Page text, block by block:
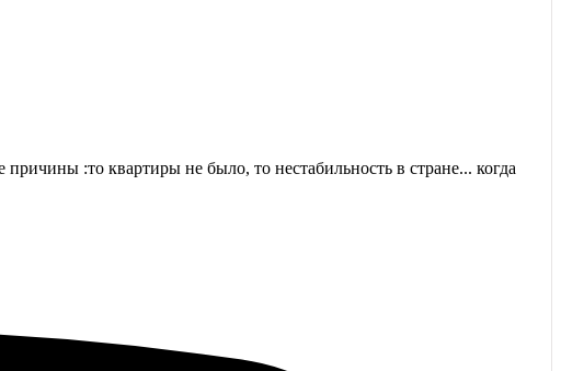
причины :то квартиры не было, то нестабильность в стране... когда